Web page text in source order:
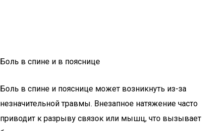
Боль в спине и в пояснице
Боль в спине и пояснице может возникнуть из-за
незначительной травмы. Внезапное натяжение часто
приводит к разрыву связок или мышц, что вызывает